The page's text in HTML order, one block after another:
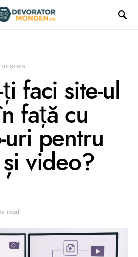
DESIGN
faci site-ul
față cu
uri pentru
video?
read